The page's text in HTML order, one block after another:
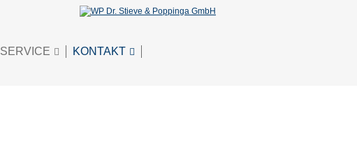
SERVICE KONTAKT